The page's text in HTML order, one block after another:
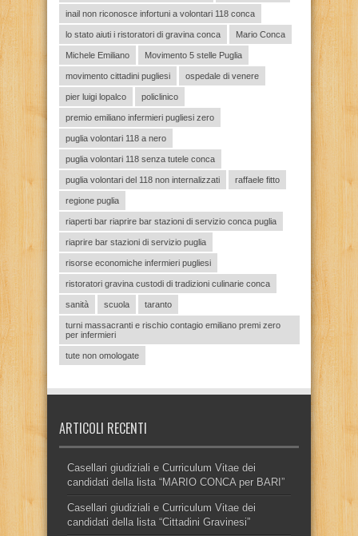
inail non riconosce infortuni a volontari 118 conca
lo stato aiuti i ristoratori di gravina conca Mario Conca
Michele Emiliano Movimento 5 stelle Puglia
movimento cittadini pugliesi ospedale di venere
pier luigi lopalco policlinico
premio emiliano infermieri pugliesi zero
puglia volontari 118 a nero
puglia volontari 118 senza tutele conca
puglia volontari del 118 non internalizzati raffaele fitto
regione puglia
riaperti bar riaprire bar stazioni di servizio conca puglia
riaprire bar stazioni di servizio puglia
risorse economiche infermieri pugliesi
ristoratori gravina custodi di tradizioni culinarie conca
sanità scuola taranto
turni massacranti e rischio contagio emiliano premi zero
per infermieri
tute non omologate
ARTICOLI RECENTI
Casellari giudiziali e Curriculum Vitae dei
candidati della lista “MARIO CONCA per BARI”
Casellari giudiziali e Curriculum Vitae dei
candidati della lista “Cittadini Gravinesi”